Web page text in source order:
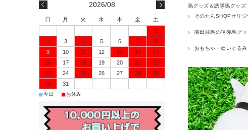
馬グッズ＆誘導馬グッズ
そのたんSHOPオリジ
園田競馬の誘導馬グ
おもちゃ・ぬいぐるみ
2026/08
日 月 火 水 木 金
土
1
2
3 4 5 6 7
8
9
10 11 12 13 14
15
16
17 18 19 20 21
22
23
24 25 26 27 28
29
30
31
■今日 ■ お休み